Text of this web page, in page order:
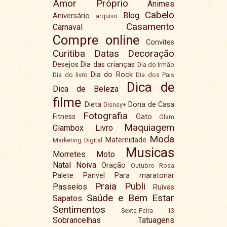
Amor Próprio Animes
Aniversário arquivo Blog Cabelo
Carnaval Casamento
Compre online Convites
Curitiba Datas Decoração
Desejos Dia das crianças Dia do Irmão
Dia do livro Dia do Rock Dia dos Pais
Dica de Beleza
Dica de
filme Dieta Disney+ Dona de Casa
Fitness
Fotografia Gato Glam
Glambox Livro Maquiagem
Marketing Digital Maternidade Moda
Morretes Moto Musicas
Natal Noiva Oração Outubro Rosa
Palete Panvel Para maratonar
Passeios Praia Publi Ruivas
Sapatos Saúde e Bem Estar
Sentimentos
Sexta-Feira 13
Sobrancelhas Tatuagens